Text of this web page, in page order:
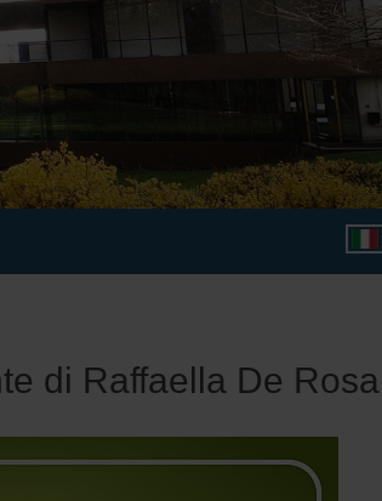
di Raffaella De Rosa